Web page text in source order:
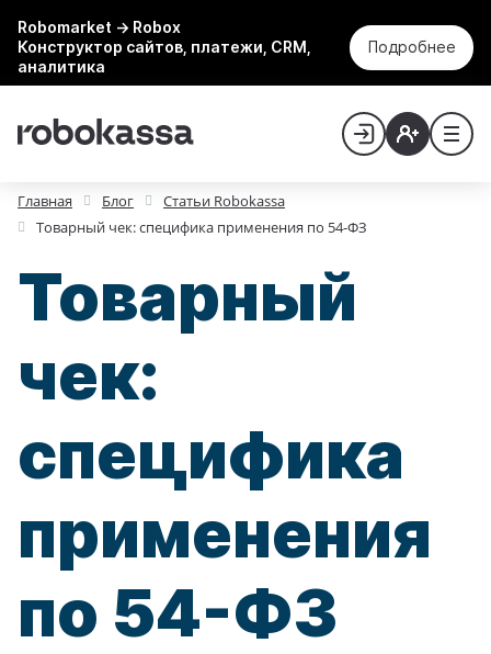
Robomarket → Robox
Конструктор сайтов, платежи, CRM,
аналитика
Подробнее
Главная Блог
Статьи Robokassa
Товарный чек: специфика применения по 54-ФЗ
Товарный
чек:
специфика
применения
по 54-ФЗ